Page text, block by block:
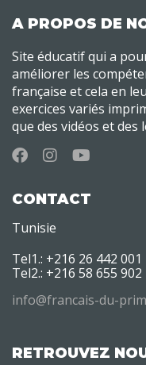
A PROPOS DE
Site éducatif qui a
améliorer les
française et cela en
exercices variés
que des vidéos et des
CONTACT
Tunisie
Tel1.: +216 26 442 001
Tel2.: +216 58 655 902
info@francais-du-
RETROUVEZ